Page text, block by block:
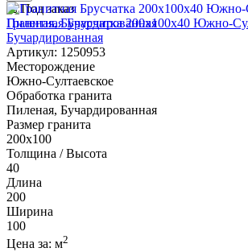
Под заказ
Гранитная Брусчатка 200х100x40 Южно-
Бучардированная
Артикул: 1250953
Месторождение
Южно-Султаевское
Обработка гранита
Пиленая, Бучардированная
Размер гранита
200х100
Толщина / Высота
40
Длина
200
Ширина
100
Цена за: м2